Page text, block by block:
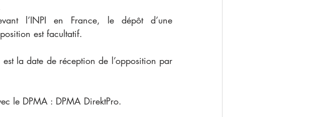
l’INPI en France, le dépôt d’une
est facultatif.
la date de réception de l’opposition par
le DPMA : DPMA DirektPro.